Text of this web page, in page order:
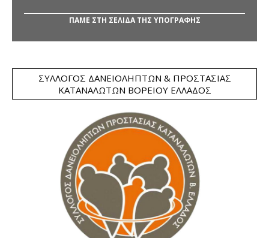
ΠΑΜΕ ΣΤΗ ΣΕΛΙΔΑ ΤΗΣ ΥΠΟΓΡΑΦΗΣ
ΣΎΛΛΟΓΟΣ ΔΑΝΕΙΟΛΗΠΤΏΝ & ΠΡΟΣΤΑΣΊΑΣ
ΚΑΤΑΝΑΛΩΤΏΝ ΒΟΡΕΊΟΥ ΕΛΛΆΔΟΣ